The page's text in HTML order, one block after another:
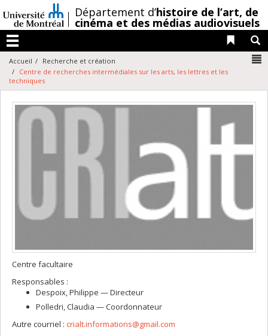
au
contenu
/Département d’histoire de l’art, de
cinéma et des médias audiovisuels
Menu
Liens
Accueil
Recherche et création
Centre de recherches intermédiales sur les arts, les lettres et les
techniques
Centre facultaire
Responsables :
Despoix, Philippe — Directeur
Polledri, Claudia — Coordonnateur
Autre courriel : crialt.informations@gmail.com